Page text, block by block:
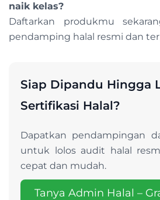
naik kelas?
Daftarkan produkmu
pendamping halal resmi dan
Siap Dipandu Hingga
Sertifikasi Halal?
Dapatkan pendampingan
untuk lolos audit halal
cepat dan mudah.
Tanya Admin Halal –